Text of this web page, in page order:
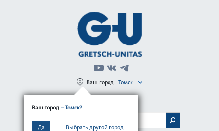
Ваш город – Томск?
Да Выбрать другой город
Ваш город Томск
МЕНЮ